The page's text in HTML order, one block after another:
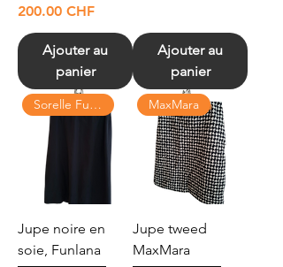
Prix
200.00 CHF
Ajouter au
panier
Ajouter au
panier
Sorelle Funlana
Jupe noire en
soie, Funlana
MaxMara
Jupe tweed
MaxMara